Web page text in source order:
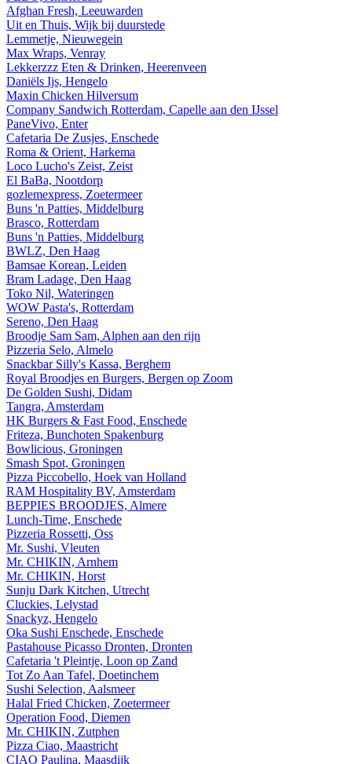
Afghan Fresh, Leeuwarden
Uit en Thuis, Wijk bij duurstede
Lemmetje, Nieuwegein
Max Wraps, Venray
Lekkerzzz Eten & Drinken, Heerenveen
Daniëls Ijs, Hengelo
Maxin Chicken Hilversum
Company Sandwich Rotterdam, Capelle aan den IJssel
PaneVivo, Enter
Cafetaria De Zusjes, Enschede
Roma & Orient, Harkema
Loco Lucho's Zeist, Zeist
El BaBa, Nootdorp
gozlemexpress, Zoetermeer
Buns 'n Patties, Middelburg
Brasco, Rotterdam
Buns 'n Patties, Middelburg
BWLZ, Den Haag
Bamsae Korean, Leiden
Bram Ladage, Den Haag
Toko Nil, Wateringen
WOW Pasta's, Rotterdam
Sereno, Den Haag
Broodje Sam Sam, Alphen aan den rijn
Pizzeria Selo, Almelo
Snackbar Silly's Kassa, Berghem
Royal Broodjes en Burgers, Bergen op Zoom
De Golden Sushi, Didam
Tangra, Amsterdam
HK Burgers & Fast Food, Enschede
Friteza, Bunchoten Spakenburg
Bowlicious, Groningen
Smash Spot, Groningen
Pizza Piccobello, Hoek van Holland
RAM Hospitality BV, Amsterdam
BEPPIES BROODJES, Almere
Lunch-Time, Enschede
Pizzeria Rossetti, Oss
Mr. Sushi, Vleuten
Mr. CHIKIN, Arnhem
Mr. CHIKIN, Horst
Sunju Dark Kitchen, Utrecht
Cluckies, Lelystad
Snackyz, Hengelo
Oka Sushi Enschede, Enschede
Pastahouse Picasso Dronten, Dronten
Cafetaria 't Pleintje, Loon op Zand
Tot Zo Aan Tafel, Doetinchem
Sushi Selection, Aalsmeer
Halal Fried Chicken, Zoetermeer
Operation Food, Diemen
Mr. CHIKIN, Zutphen
Pizza Ciao, Maastricht
CIAO Paulina, Maasdijk